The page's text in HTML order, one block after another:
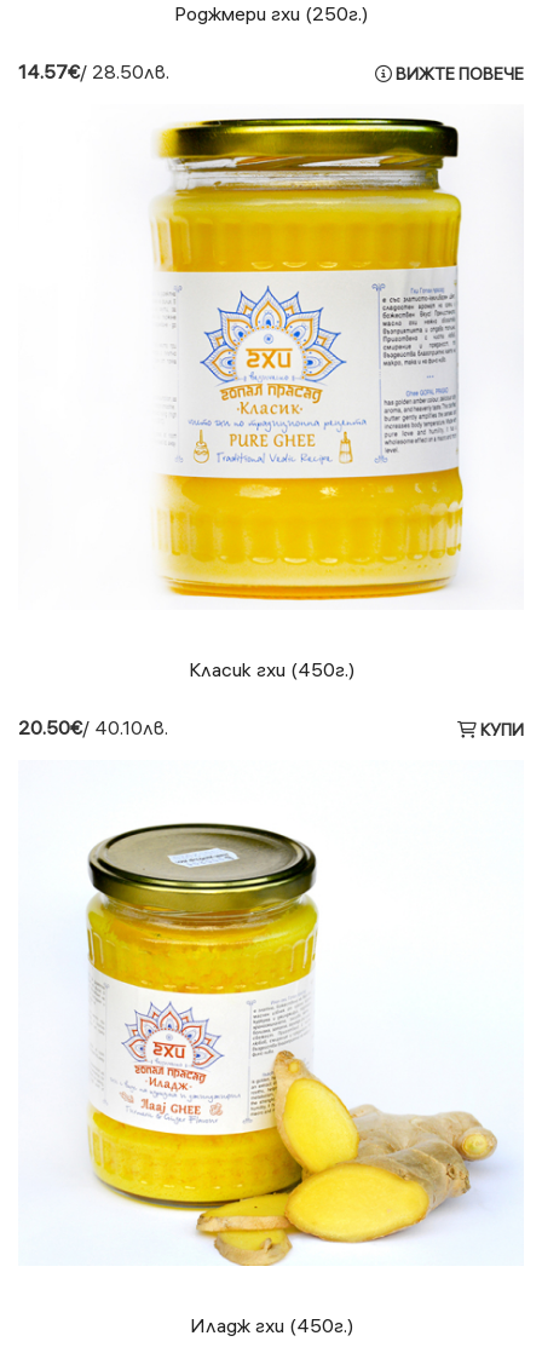
Роджмери гхи (250г.)
14.57€/ 28.50лв. ВИЖТЕ ПОВЕЧЕ
Класик гхи (450г.)
20.50€/ 40.10лв. КУПИ
Иладж гхи (450г.)